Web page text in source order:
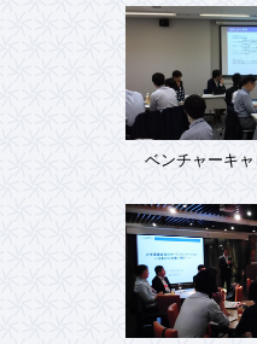
ベンチャーキ